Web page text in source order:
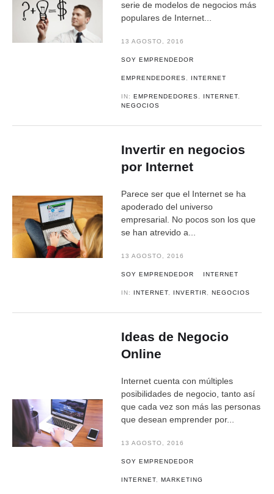
serie de modelos de negocios más
populares de Internet...
13 AGOSTO, 2016
SOY EMPRENDEDOR
EMPRENDEDORES INTERNET
IN:EMPRENDEDORES INTERNET
NEGOCIOS
Invertir en negocios
por Internet
Parece ser que el Internet se ha
apoderado del universo
empresarial. No pocos son los que
se han atrevido a...
13 AGOSTO, 2016
SOY EMPRENDEDOR INTERNET
IN: INTERNET INVERTIR ,NEGOCIOS
Ideas de Negocio
Online
Internet cuenta con múltiples
posibilidades de negocio, tanto así
que cada vez son más las personas
que desean emprender por...
13 AGOSTO, 2016
SOY EMPRENDEDOR
INTERNET ,MARKETING